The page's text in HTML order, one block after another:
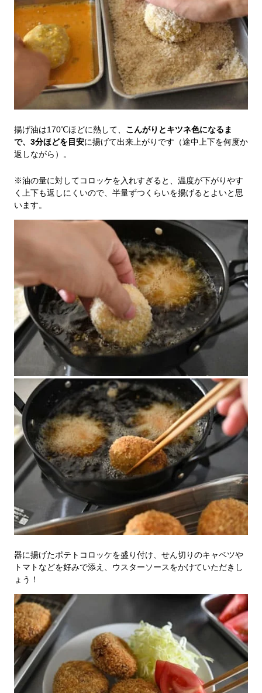
揚げ油は170℃ほどに熱して、 こんがりとキツネ色になるま
で、3分ほどを目安に揚げて出来上がりです（途中上下を何度か
返しながら）。
※油の量に対してコロッケを入れすぎると、温度が下がりやす
く上下も返しにくいので、半量ずつくらいを揚げるとよいと思
います。
器に揚げたポテトコロッケを盛り付け、せん切りのキャベツや
トマトなどを好みで添え、ウスターソースをかけていただきし
ょう！